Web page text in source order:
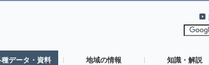
種データ・資料 地域の情報 知識・解説